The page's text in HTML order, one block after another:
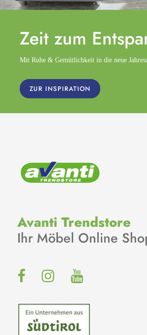
Zeit zum
Mit Ruhe & Gemütlichkeit in die neue
ZUR INSPIRATION
Avanti Trendstore
Ihr Möbel Online